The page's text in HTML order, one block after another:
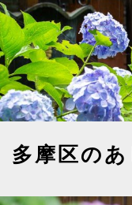
多摩区の